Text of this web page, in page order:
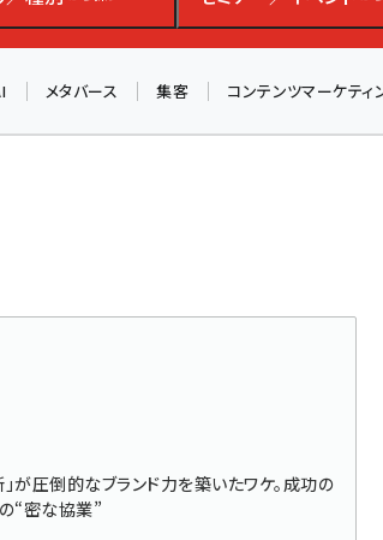
メタバース 集客 コンテンツマーケティ
圧倒的なブランド力を築いたワケ。成功の
“密な協業”
ミナー（8/26＠東京）【交流会も実施】
東京・四谷で開催。登壇者・聴講者と交流